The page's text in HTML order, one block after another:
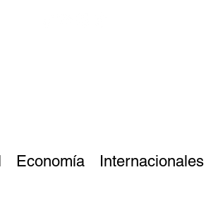
Economía Internacionales